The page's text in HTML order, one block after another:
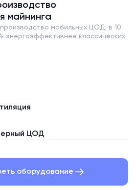
майнинга
мобильных ЦОД: в 10
энергоэффективнее классических
ЦОД
оборудование